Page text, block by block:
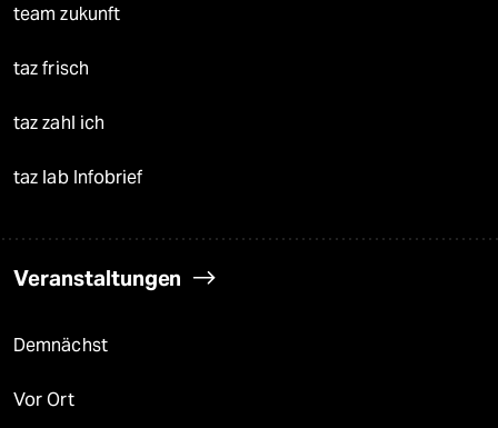
team zukunft
taz frisch
taz zahl ich
taz lab Infobrief
Veranstaltungen
Demnächst
Vor Ort